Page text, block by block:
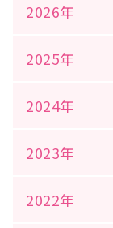
2026年
2025年
2024年
2023年
2022年